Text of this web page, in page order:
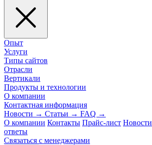
Опыт
Услуги
Типы сайтов
Отрасли
Вертикали
Продукты и технологии
О компании
Контактная информация
Новости → Статьи → FAQ →
О компании Контакты Прайс-лист Новости
ответы
Связаться с менеджерами